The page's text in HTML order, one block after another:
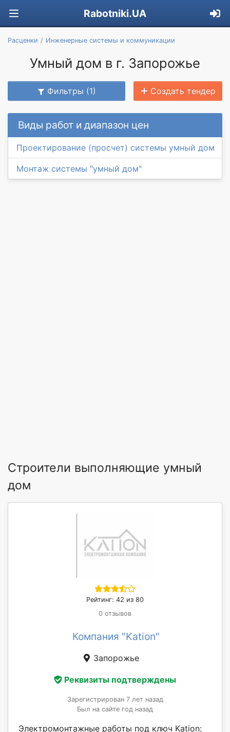
Rabotniki.UA
Расценки Инженерные системы и коммуникации
Умный дом в г. Запорожье
Фильтры (1) Создать тендер
Виды работ и диапазон цен
Проектирование (просчет) системы умный дом
Монтаж системы "умный дом"
Строители выполняющие умный
дом
Рейтинг: 42 из 80
0 отзывов
Компания "Kation"
Запорожье
Реквизиты подтверждены
Зарегистрирован 7 лет назад
Был на сайте год назад
Электромонтажные работы под ключ Kation: